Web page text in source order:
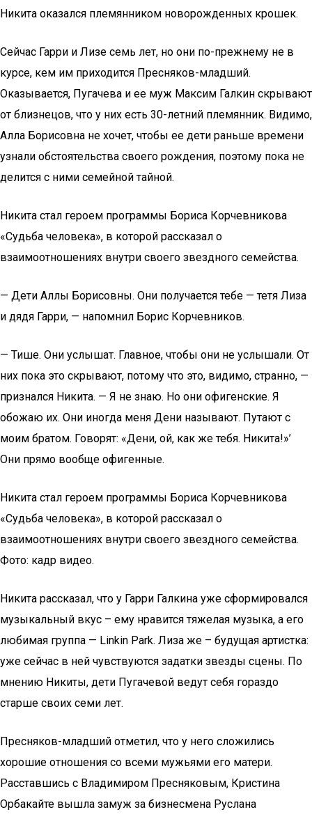
Никита оказался племянником новорожденных крошек.
Сейчас Гарри и Лизе семь лет, но они по-прежнему не в
курсе, кем им приходится Пресняков-младший.
Оказывается, Пугачева и ее муж Максим Галкин скрывают
от близнецов, что у них есть 30-летний племянник. Видимо,
Алла Борисовна не хочет, чтобы ее дети раньше времени
узнали обстоятельства своего рождения, поэтому пока не
делится с ними семейной тайной.
Никита стал героем программы Бориса Корчевникова
«Судьба человека», в которой рассказал о
взаимоотношениях внутри своего звездного семейства.
— Дети Аллы Борисовны. Они получается тебе — тетя Лиза
и дядя Гарри, — напомнил Борис Корчевников.
— Тише. Они услышат. Главное, чтобы они не услышали. От
них пока это скрывают, потому что это, видимо, странно, —
признался Никита. — Я не знаю. Но они офигенские. Я
обожаю их. Они иногда меня Дени называют. Путают с
моим братом. Говорят: «Дени, ой, как же тебя. Никита!»’
Они прямо вообще офигенные.
Никита стал героем программы Бориса Корчевникова
«Судьба человека», в которой рассказал о
взаимоотношениях внутри своего звездного семейства.
Фото: кадр видео.
Никита рассказал, что у Гарри Галкина уже сформировался
музыкальный вкус – ему нравится тяжелая музыка, а его
любимая группа — Linkin Park. Лиза же – будущая артистка:
уже сейчас в ней чувствуются задатки звезды сцены. По
мнению Никиты, дети Пугачевой ведут себя гораздо
старше своих семи лет.
Пресняков-младший отметил, что у него сложились
хорошие отношения со всеми мужьями его матери.
Расставшись с Владимиром Пресняковым, Кристина
Орбакайте вышла замуж за бизнесмена Руслана